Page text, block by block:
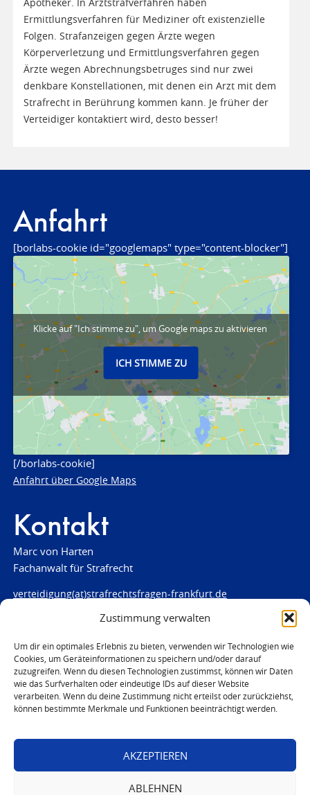
Zustimmung verwalten
Um dir ein optimales Erlebnis zu bieten, verwenden wir Technologien wie
Cookies, um Geräteinformationen zu speichern und/oder darauf
zuzugreifen. Wenn du diesen Technologien zustimmst, können wir Daten
wie das Surfverhalten oder eindeutige IDs auf dieser Website
verarbeiten. Wenn du deine Zustimmung nicht erteilst oder zurückziehst,
können bestimmte Merkmale und Funktionen beeinträchtigt werden.
AKZEPTIEREN
ABLEHNEN
Ermittlungsverfahren für Mediziner oft existenzielle
Folgen. Strafanzeigen gegen Ärzte wegen
Körperverletzung und Ermittlungsverfahren gegen
Ärzte wegen Abrechnungsbetruges sind nur zwei
denkbare Konstellationen, mit denen ein Arzt mit dem
Strafrecht in Berührung kommen kann. Je früher der
Verteidiger kontaktiert wird, desto besser!
Anfahrt
[borlabs-cookie id="googlemaps" type="content-blocker"]
Klicke auf "Ich stimme zu", um Google maps zu aktivieren
ICH STIMME ZU
[/borlabs-cookie]
Anfahrt über Google Maps
Kontakt
Marc von Harten
Fachanwalt für Strafrecht
verteidigung(at)strafrechtsfragen-frankfurt.de
www.strafrechtsfragen-frankfurt.de
Louisenstraße 84
61348 Bad Homburg
Telefon:06172 - 66 28 00
Telefax: 06172 - 66 28 01
0171 - 691 67 67